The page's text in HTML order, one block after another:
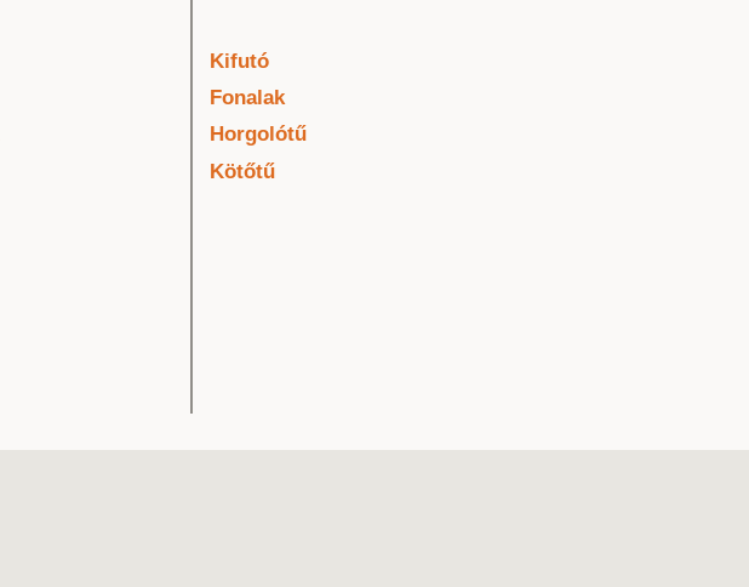
Kifutó
Fonalak
Horgolótű
Kötőtű